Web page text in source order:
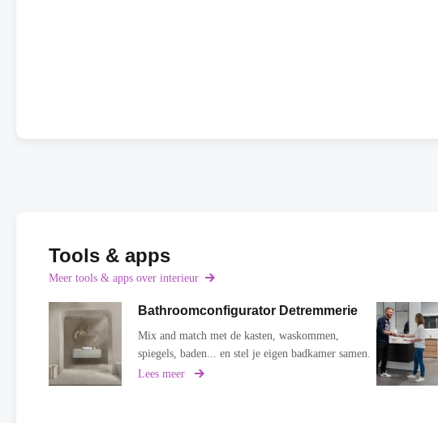
Tools & apps
Meer tools & apps over interieur
Bathroomconfigurator Detremmerie
Mix and match met de kasten, waskommen,
spiegels, baden... en stel je eigen badkamer samen.
Lees meer
over